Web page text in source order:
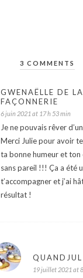
3 COMMENTS
GWENAËLLE DE LA
FAÇONNERIE
6 juin 2021 at 17 h 53 min
Je ne pouvais rêver
Merci Julie pour avoir
ta bonne humeur et ton
sans pareil !!! Ça a été
t’accompagner et j’ai
résultat !
19 juillet 2021 at